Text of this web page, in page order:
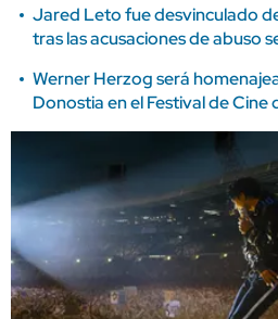
Jared Leto fue desvinculado
tras las acusaciones de abuso
Werner Herzog será
Donostia en el Festival de Cine